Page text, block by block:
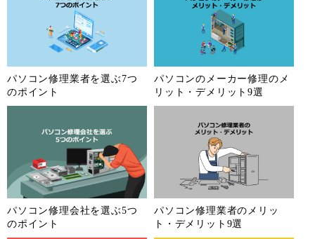
パソコン修理業者を選ぶ7つ
のポイント
パソコンのメーカー修理のメ
リット・デメリット9選
パソコン修理会社を選ぶ5つ
のポイント
パソコン修理業者のメリッ
ト・デメリット9選